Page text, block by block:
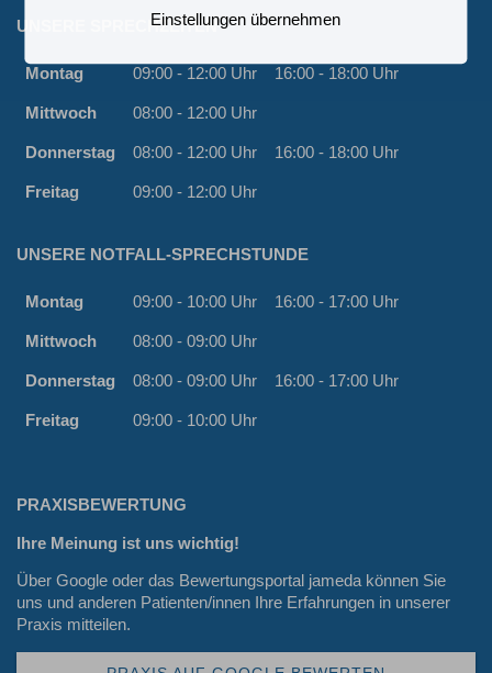
UNSERE SPRECHZEITEN
Montag 09:00 - 12:00 Uhr 16:00 - 18:00 Uhr
Mittwoch 08:00 - 12:00 Uhr
Donnerstag 08:00 - 12:00 Uhr 16:00 - 18:00 Uhr
Freitag 09:00 - 12:00 Uhr
UNSERE NOTFALL-SPRECHSTUNDE
Montag 09:00 - 10:00 Uhr 16:00 - 17:00 Uhr
Mittwoch 08:00 - 09:00 Uhr
Donnerstag 08:00 - 09:00 Uhr 16:00 - 17:00 Uhr
Freitag 09:00 - 10:00 Uhr
PRAXISBEWERTUNG
Ihre Meinung ist uns wichtig!
Über Google oder das Bewertungsportal jamedakönnen Sie
uns und anderen Patienten/innen Ihre Erfahrungen in unserer
Praxis mitteilen.
Einstellungen übernehmen